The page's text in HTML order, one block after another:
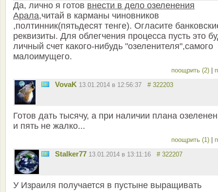
Да, лично я готов внести в дело озеленения
Арала,читай в карманы чиновников
,полтинник(пятьдесят тенге). Огласите
реквизиты. Для облегчения процесса пусть это
личный счет какого-нибудь "озеленителя",самого
малоимущего.
поощрить (2)
VovaK 13.01.2014 в 12:56:37 # 322203
Готов дать тысячу, а при наличии плана
и пять не жалко...
поощрить (1)
Stalker77 13.01.2014 в 13:11:16 # 322207
У Израиля получается в пустыне выращивать